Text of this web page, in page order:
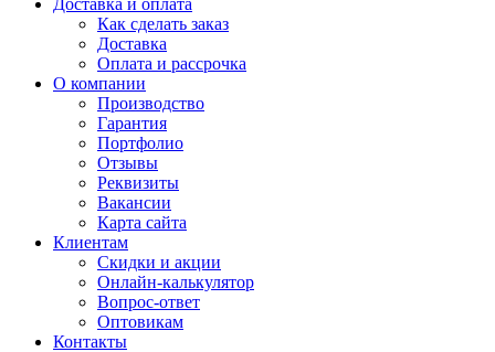
Доставка и оплата
Как сделать заказ
Доставка
Оплата и рассрочка
О компании
Производство
Гарантия
Портфолио
Отзывы
Реквизиты
Вакансии
Карта сайта
Клиентам
Скидки и акции
Онлайн-калькулятор
Вопрос-ответ
Оптовикам
Контакты